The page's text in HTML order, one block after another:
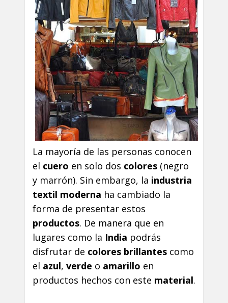
La mayoría de las personas conocen
el cuero en solo dos colores (negro
y marrón). Sin embargo, la industria
textil moderna ha cambiado la
forma de presentar estos
productos. De manera que en
lugares como la India podrás
disfrutar de colores brillantes como
el azul, verde o amarillo en
productos hechos con este material.